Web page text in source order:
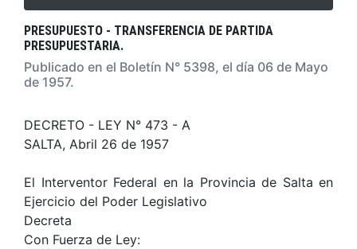
PRESUPUESTO - TRANSFERENCIA DE PARTIDA
PRESUPUESTARIA.
Publicado en el Boletín N° 5398, el día 06 de Mayo
de 1957.
DECRETO - LEY N° 473 - A
SALTA, Abril 26 de 1957
El Interventor Federal en la Provincia de Salta en
Ejercicio del Poder Legislativo
Decreta
Con Fuerza de Ley: